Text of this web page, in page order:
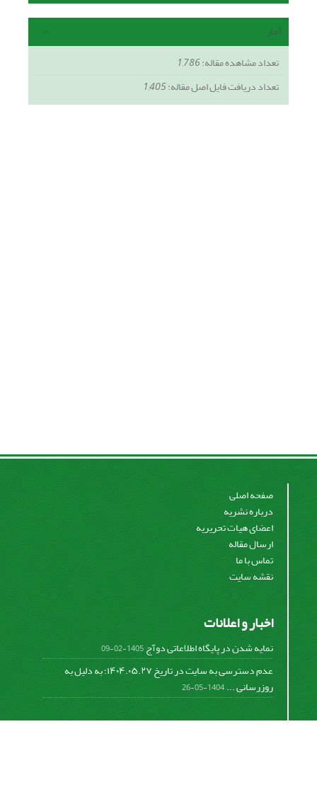
آمار
تعداد مشاهده مقاله:1,786
تعداد دریافت فایل اصل مقاله:1,405
صفحه اصلی
درباره نشریه
اعضای هیات تحریریه
ارسال مقاله
تماس با ما
نقشه سایت
اخبار و اعلانات
نمایه شدن در پایگاه اطلاعاتی دوآج1405-02-09
عدم دسترسی به سایت در تاریخ ۱۴۰۴.۰۵.۲۷؛ به دلیل به
روزرسانی ...1404-05-26